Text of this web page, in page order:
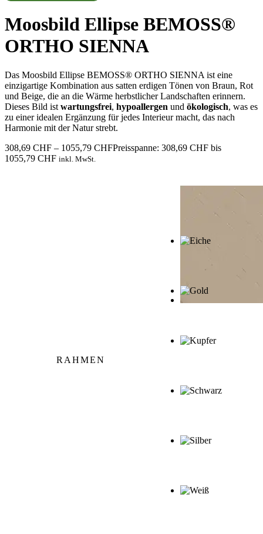
Moosbild Ellipse BEMOSS®
ORTHO SIENNA
Das Moosbild Ellipse BEMOSS® ORTHO SIENNA ist eine
einzigartige Kombination aus satten erdigen Tönen von Braun, Rot
und Beige, die an die Wärme herbstlicher Landschaften erinnern.
Dieses Bild ist wartungsfrei, hypoallergen und ökologisch, was es
zu einer idealen Ergänzung für jedes Interieur macht, das nach
Harmonie mit der Natur strebt.
308,69 CHF – 1055,79 CHFPreisspanne: 308,69 CHF bis
1055,79 CHF inkl. MwSt.
RAHMEN